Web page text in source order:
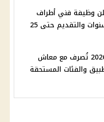
وظيفة فني أطراف
صناعية بخبرة 5 سنوات والتقديم حتى 25
زيادة المعاشات 2026 تُصرف مع معاش
والفئات المستحقة